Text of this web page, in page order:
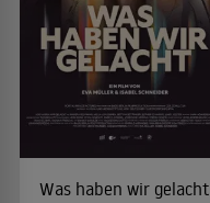
Was haben wir gelacht